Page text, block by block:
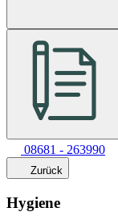
08681 - 263990
Zurück
Hygiene